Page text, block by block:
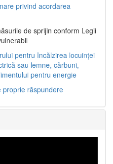
privind acordarea
de sprijin conform Legii
pentru încălzirea locuinței
sau lemne, cărbuni,
pentru energie
proprie răspundere